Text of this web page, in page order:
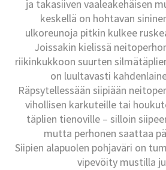
ja takasiiven vaaleakehäisen
keskellä on hohtavan
ulkoreunoja pitkin kulkee
Joissakin kielissä
riikinkukkoon suurten
on luultavasti
Räpsytellessään siipiään
vihollisen karkuteille tai
täplien tienoville – silloin
mutta perhonen saattaa
Siipien alapuolen pohjaväri on
vipevöity mustilla